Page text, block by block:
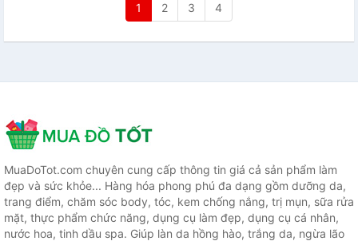
1 2 3 4
MuaDoTot.com chuyên cung cấp thông tin giá cả sản phẩm làm
đẹp và sức khỏe... Hàng hóa phong phú đa dạng gồm dưỡng da,
trang điểm, chăm sóc body, tóc, kem chống nắng, trị mụn, sữa rửa
mặt, thực phẩm chức năng, dụng cụ làm đẹp, dụng cụ cá nhân,
nước hoa, tinh dầu spa. Giúp làn da hồng hào, trắng da, ngừa lão